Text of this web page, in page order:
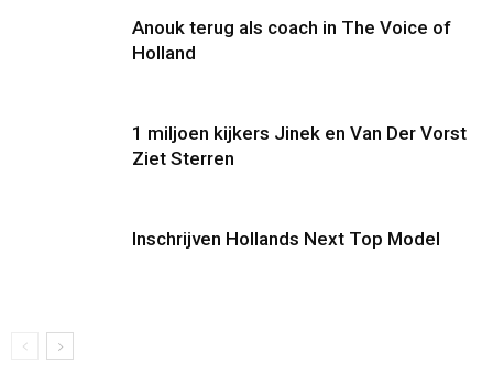
Anouk terug als coach in The Voice of
Holland
1 miljoen kijkers Jinek en Van Der Vorst
Ziet Sterren
Inschrijven Hollands Next Top Model